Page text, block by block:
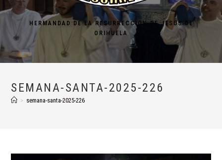
HERMANDAD DE LA RESURRECCIÓN DE JESÚS DE
ORIHUELA
SEMANA-SANTA-2025-226
> semana-santa-2025-226